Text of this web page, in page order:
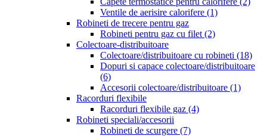
Ventile de aerisire calorifere (1)
Robineti de trecere pentru gaz
Robineti pentru gaz cu filet (2)
Colectoare-distribuitoare
Colectoare/distribuitoare cu robineti (18)
Dopuri si capace colectoare/distribuitoare
(6)
Accesorii colectoare/distribuitoare (1)
Racorduri flexibile
Racorduri flexibile gaz (4)
Robineti speciali/accesorii
Robineti de scurgere (7)